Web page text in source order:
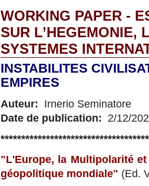
WORKING PAPER -
SUR L’HEGEMONIE,
SYSTEMES
INSTABILITES
EMPIRES
Auteur: Irnerio Seminatore
Date de publication: 2/12/
**
"L'Europe, la Multipolarité
géopolitique mondiale" (Ed.